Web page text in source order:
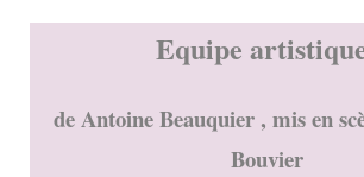
Equipe
de Antoine Beauquier , mis en
Bouvier